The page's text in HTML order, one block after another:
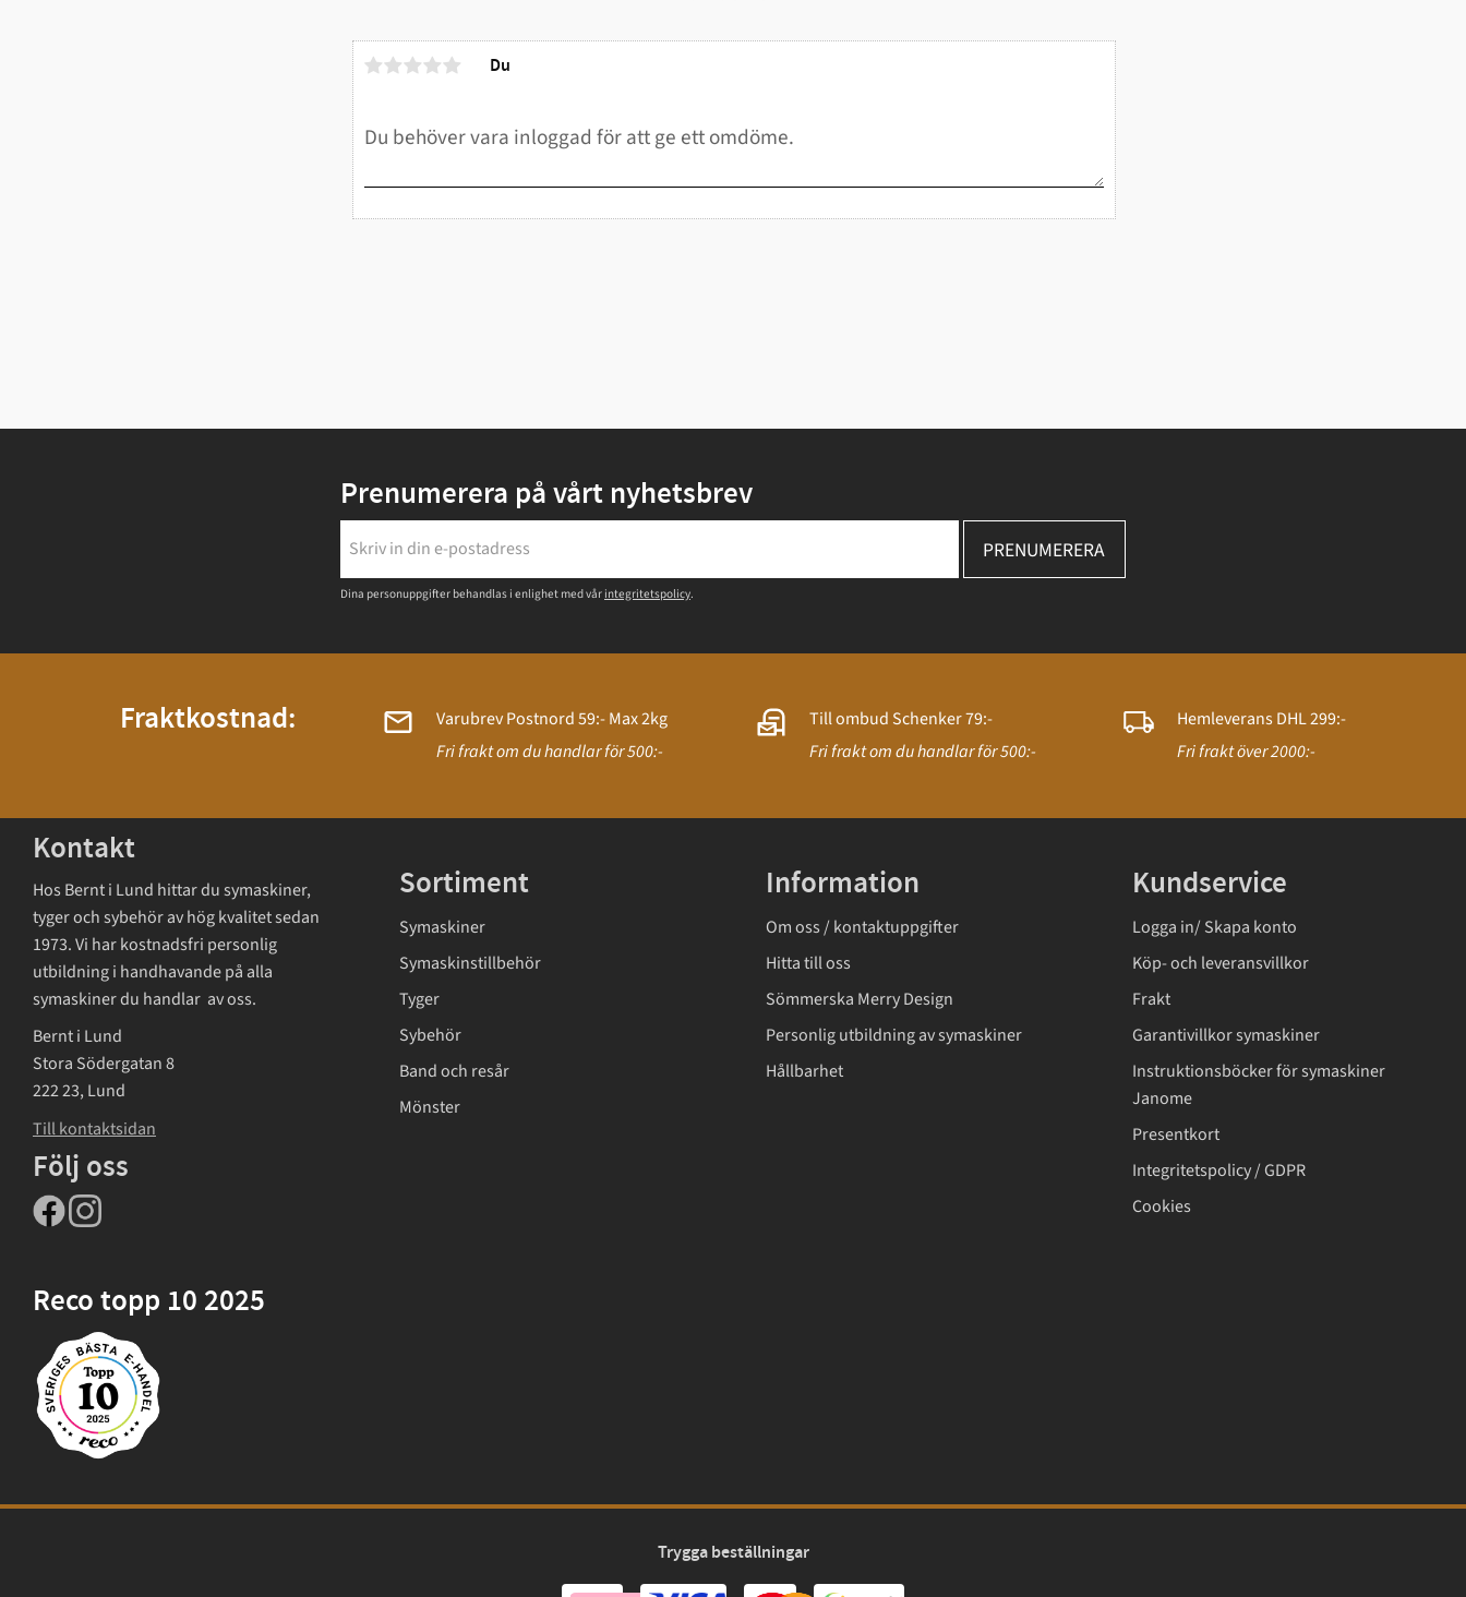
Du
Prenumerera på vårt nyhetsbrev
PRENUMERERA
Dina personuppgifter behandlas i enlighet med vår integritetspolicy.
Fraktkostnad:
Varubrev Postnord 59:- Max 2kg
Fri frakt om du handlar för 500:-
Till ombud Schenker 79:-
Fri frakt om du handlar för 500:-
Hemleverans DHL 299:-
Fri frakt över 2000:-
Kontakt
Hos Bernt i Lund hittar du symaskiner,
tyger och sybehör av hög kvalitet sedan
1973. Vi har kostnadsfri personlig
utbildning i handhavande på alla
symaskiner du handlar av oss.
Bernt i Lund
Stora Södergatan 8
222 23, Lund
Till kontaktsidan
Följ oss
Reco topp 10 2025
Sortiment
Symaskiner
Symaskinstillbehör
Tyger
Sybehör
Band och resår
Mönster
Information
Om oss / kontaktuppgifter
Hitta till oss
Sömmerska Merry Design
Personlig utbildning av symaskiner
Hållbarhet
Kundservice
Logga in/ Skapa konto
Köp- och leveransvillkor
Frakt
Garantivillkor symaskiner
Instruktionsböcker för symaskiner
Janome
Presentkort
Integritetspolicy / GDPR
Cookies
Trygga beställningar